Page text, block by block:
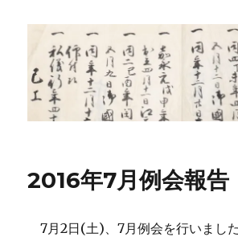
2016年7月例会報告
7月2日(土)、7月例会を行いまし